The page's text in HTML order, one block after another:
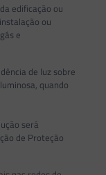
edificação ou
ou
e
de luz sobre
quando
será
de Proteção